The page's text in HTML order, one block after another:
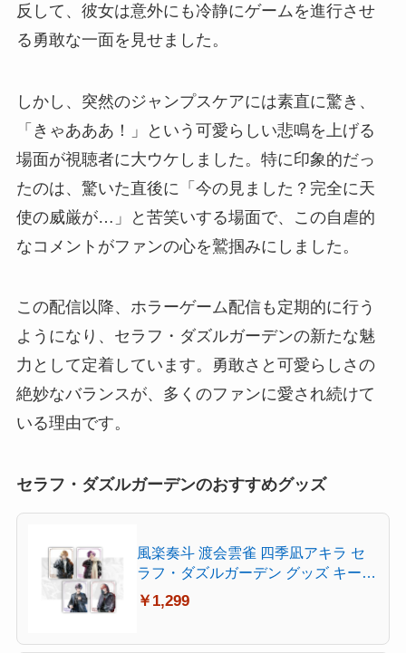
反して、彼女は意外にも冷静にゲームを進行させ
る勇敢な一面を見せました。
しかし、突然のジャンプスケアには素直に驚き、
「きゃあああ！」という可愛らしい悲鳴を上げる
場面が視聴者に大ウケしました。特に印象的だっ
たのは、驚いた直後に「今の見ました？完全に天
使の威厳が…」と苦笑いする場面で、この自虐的
なコメントがファンの心を鷲掴みにしました。
この配信以降、ホラーゲーム配信も定期的に行う
ようになり、セラフ・ダズルガーデンの新たな魅
力として定着しています。勇敢さと可愛らしさの
絶妙なバランスが、多くのファンに愛され続けて
いる理由です。
セラフ・ダズルガーデンのおすすめグッズ
風楽奏斗 渡会雲雀 四季凪アキラ セ
ラフ・ダズルガーデン グッズ キーホ
ルダー アクリル キーチェーン コス
プレ小物 携帯 鍵 自動車 かばん ペン
￥1,299